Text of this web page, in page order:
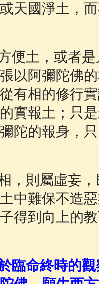
天國淨土，
便土，或者是
以阿彌陀佛
有相的修行
實報土；只
陀的報身，
，則屬虛妄
中難保不造
得到向上的
臨命終時的